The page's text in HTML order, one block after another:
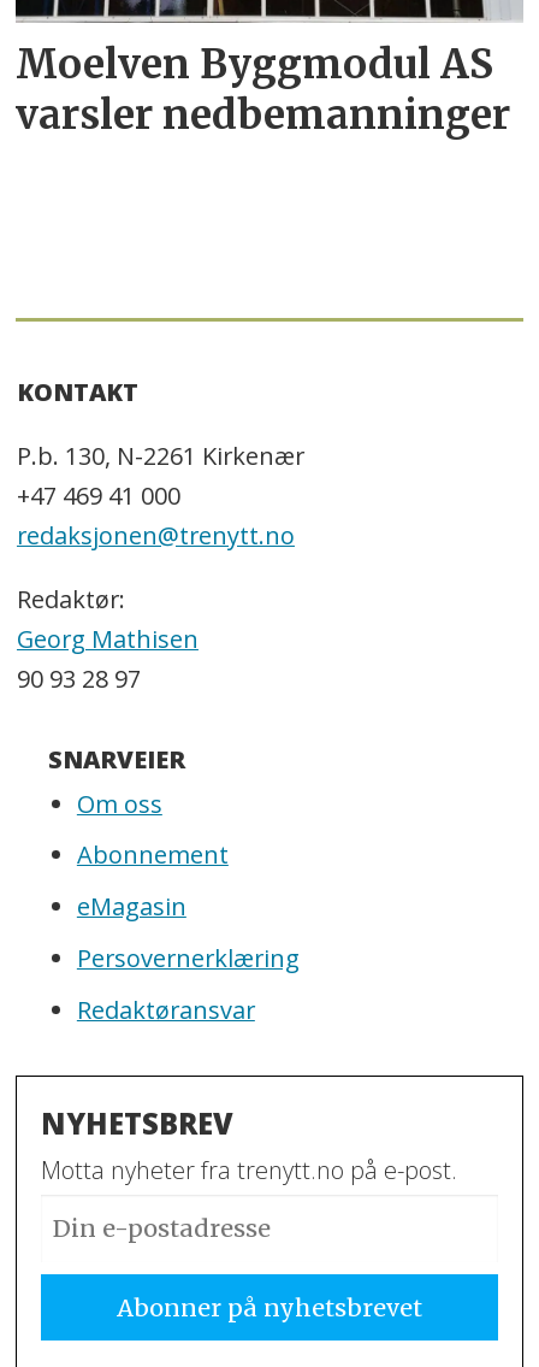
Moelven Byggmodul AS
varsler nedbemanninger
KONTAKT
P.b. 130, N-2261 Kirkenær
+47 469 41 000
redaksjonen@trenytt.no
Redaktør:
Georg Mathisen
90 93 28 97
SNARVEIER
Om oss
Abonnement
eMagasin
Persovernerklæring
Redaktøransvar
NYHETSBREV
Motta nyheter fra trenytt.no på e-post.